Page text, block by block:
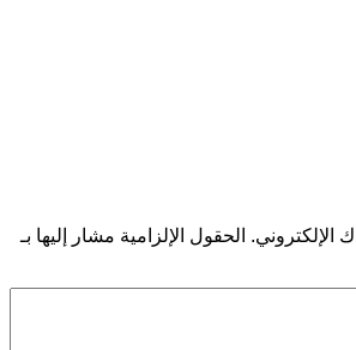
الإلكتروني. الحقول الإلزامية مشار إليها بـ